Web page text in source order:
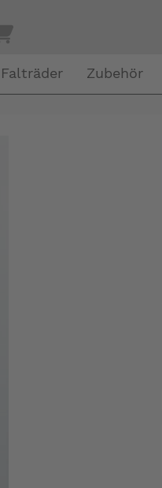
Falträder Zubehör